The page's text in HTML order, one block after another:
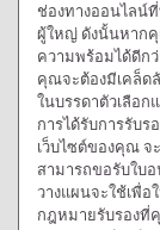
ช่องทางออนไลน์
ผู้ใหญ่ ดังนั้นหาก
ความพร้อมได้ดีก
คุณจะต้องมีเคล็ด
ในบรรดาตัวเลือ
การได้รับการรับ
เว็บไซต์ของคุณ จ
สามารถขอรับใบ
วางแผนจะใช้เพื่
กฎหมายรับรอง